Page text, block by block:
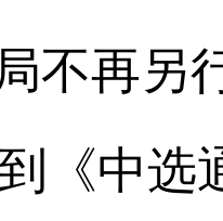
不再另
《中选